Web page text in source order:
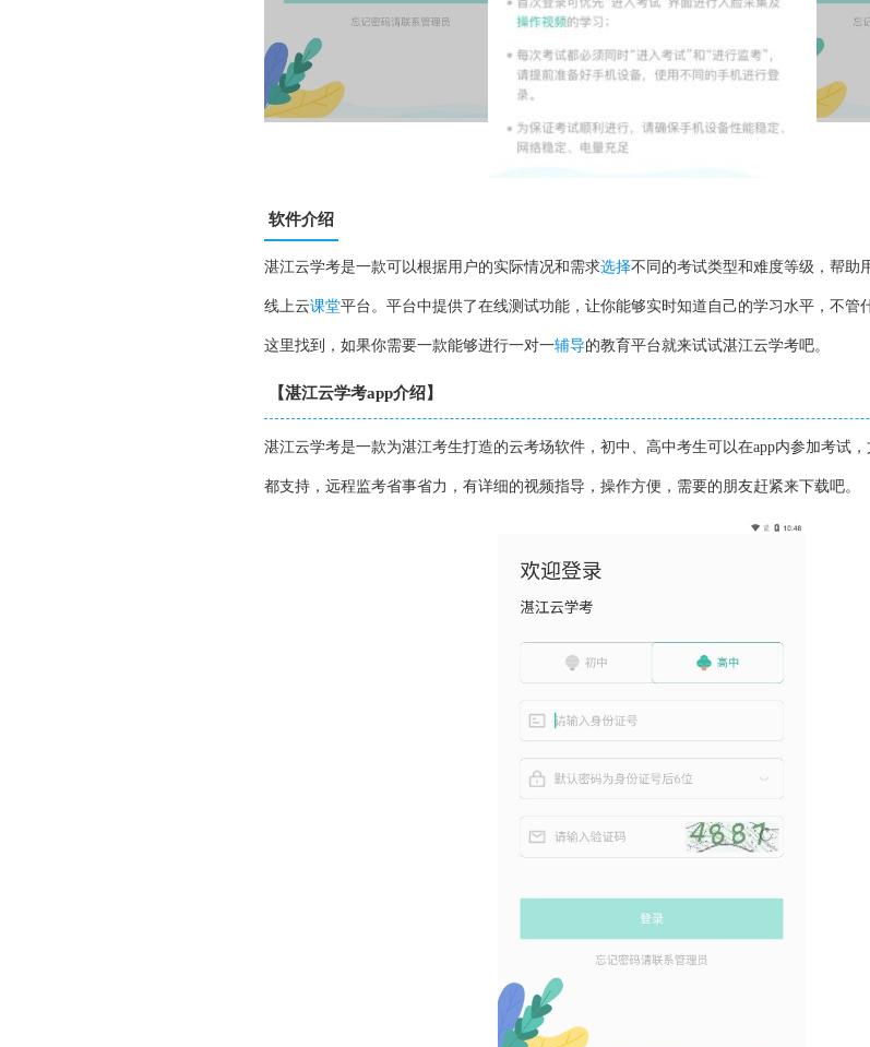
软件介绍
湛江云学考是一款可以根据用户的实际情况和需求选择不同的考试类型和难度等级，帮助
线上云课堂平台。平台中提供了在线测试功能，让你能够实时知道自己的学习水平，不管
这里找到，如果你需要一款能够进行一对一辅导的教育平台就来试试湛江云学考吧。
【湛江云学考app介绍】
湛江云学考是一款为湛江考生打造的云考场软件，初中、高中考生可以在app内参加考试
都支持，远程监考省事省力，有详细的视频指导，操作方便，需要的朋友赶紧来下载吧。